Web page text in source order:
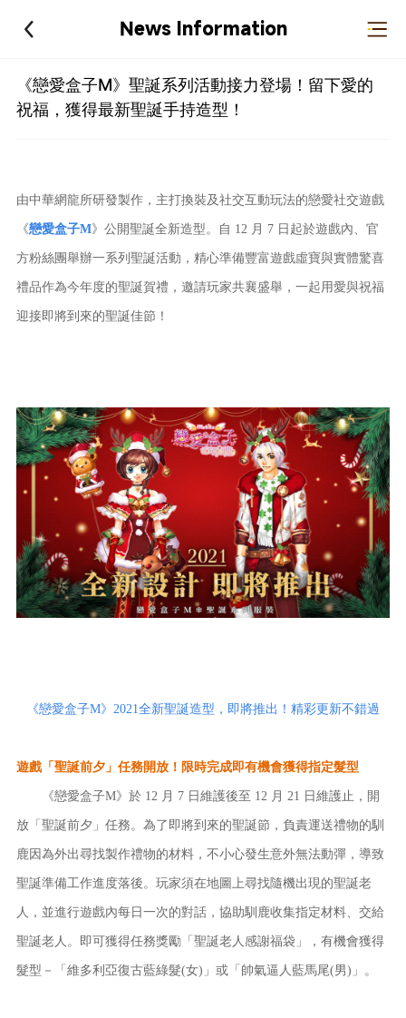
News Information
《戀愛盒子M》聖誕系列活動接力登場！留下愛的
祝福，獲得最新聖誕手持造型！
由中華網龍所研發製作，主打換裝及社交互動玩法的戀愛社交遊戲
《戀愛盒子M》公開聖誕全新造型。自 12 月 7 日起於遊戲內、官
方粉絲團舉辦一系列聖誕活動，精心準備豐富遊戲虛寶與實體驚喜
禮品作為今年度的聖誕賀禮，邀請玩家共襄盛舉，一起用愛與祝福
迎接即將到來的聖誕佳節！
《戀愛盒子M》2021全新聖誕造型，即將推出！精彩更新不錯過
遊戲「聖誕前夕」任務開放！限時完成即有機會獲得指定髮型
《戀愛盒子M》於 12 月 7 日維護後至 12 月 21 日維護止，開
放「聖誕前夕」任務。為了即將到來的聖誕節，負責運送禮物的馴
鹿因為外出尋找製作禮物的材料，不小心發生意外無法動彈，導致
聖誕準備工作進度落後。玩家須在地圖上尋找隨機出現的聖誕老
人，並進行遊戲內每日一次的對話，協助馴鹿收集指定材料、交給
聖誕老人。即可獲得任務獎勵「聖誕老人感謝福袋」，有機會獲得
髮型－「維多利亞復古藍綠髮(女)」或「帥氣逼人藍馬尾(男)」。